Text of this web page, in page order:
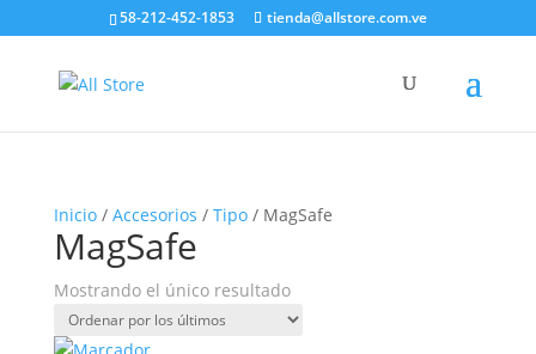
58-212-452-1853 tienda@allstore.com.ve
Inicio/ Accesorios / Tipo/ MagSafe
MagSafe
Mostrando el único resultado